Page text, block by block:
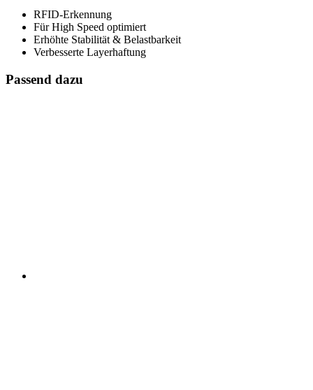
RFID-Erkennung
Für High Speed optimiert
Erhöhte Stabilität & Belastbarkeit
Verbesserte Layerhaftung
Passend dazu